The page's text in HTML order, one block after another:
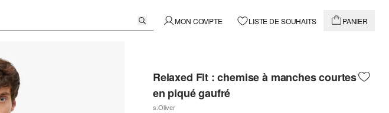
MON COMPTE LISTE DE SOUHAITS PANIER
Relaxed Fit : chemise à manches courtes
en piqué gaufré
s.Oliver